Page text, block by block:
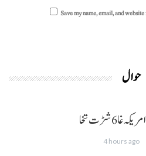
Save my name, email, and
حوال
6 شڑت تخا
4 hours ago